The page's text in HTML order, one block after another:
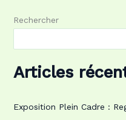
Rechercher
Articles
Exposition Plein Cadre :